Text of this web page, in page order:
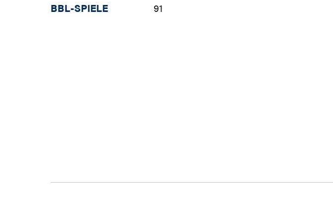
BBL-SPIELE 91